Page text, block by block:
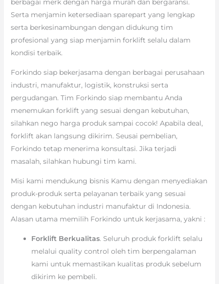
berbagai merk dengan harga murah dan bergaransi.
Serta menjamin ketersediaan sparepart yang lengkap
serta berkesinambungan dengan didukung tim
profesional yang siap menjamin forklift selalu dalam
kondisi terbaik.
Forkindo siap bekerjasama dengan berbagai perusahaan
industri, manufaktur, logistik, konstruksi serta
pergudangan. Tim Forkindo siap membantu Anda
menemukan forklift yang sesuai dengan kebutuhan,
silahkan nego harga produk sampai cocok! Apabila deal,
forklift akan langsung dikirim. Seusai pembelian,
Forkindo tetap menerima konsultasi. Jika terjadi
masalah, silahkan hubungi tim kami.
Misi kami mendukung bisnis Kamu dengan menyediakan
produk-produk serta pelayanan terbaik yang sesuai
dengan kebutuhan industri manufaktur di Indonesia.
Alasan utama memilih Forkindo untuk kerjasama, yakni :
Forklift Berkualitas. Seluruh produk forklift selalu
melalui quality control oleh tim berpengalaman
kami untuk memastikan kualitas produk sebelum
dikirim ke pembeli.